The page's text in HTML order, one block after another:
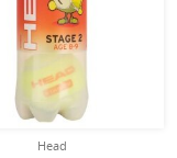
Head